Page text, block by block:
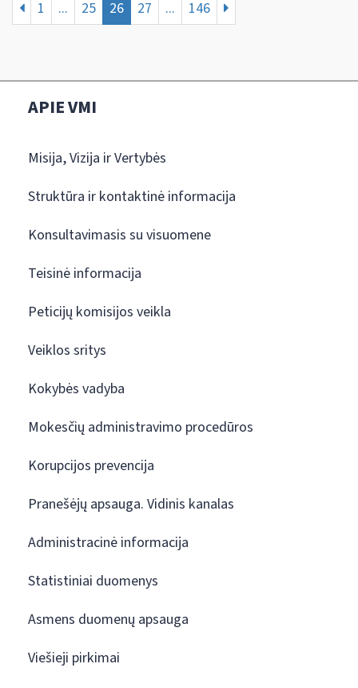
1 ... 25 26 27 ... 146
APIE VMI
Misija, Vizija ir Vertybės
Struktūra ir kontaktinė informacija
Konsultavimasis su visuomene
Teisinė informacija
Peticijų komisijos veikla
Veiklos sritys
Kokybės vadyba
Mokesčių administravimo procedūros
Korupcijos prevencija
Pranešėjų apsauga. Vidinis kanalas
Administracinė informacija
Statistiniai duomenys
Asmens duomenų apsauga
Viešieji pirkimai